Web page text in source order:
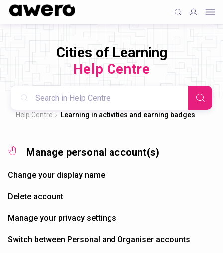
Cities of Learning
Help Centre
Help Centre Learning in activities and earning badges
Manage personal account(s)
Change your display name
Delete account
Manage your privacy settings
Switch between Personal and Organiser accounts